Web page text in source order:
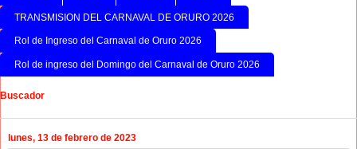
TRANSMISION DEL CARNAVAL DE ORURO 2026
Rol de Ingreso del Carnaval de Oruro 2026
Rol de ingreso del Domingo del Carnaval de Oruro 2026
Buscador
lunes, 13 de febrero de 2023